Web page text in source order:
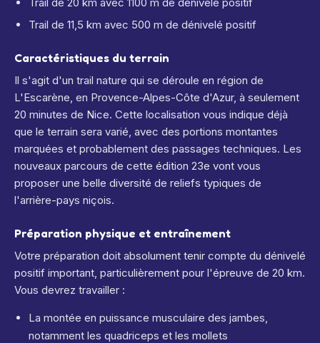
Trail de 11,5 km avec 500 m de dénivelé positif
Caractéristiques du terrain
Il s'agit d'un trail nature qui se déroule en région de
L'Escarène, en Provence-Alpes-Côte d'Azur, à seulement
20 minutes de Nice. Cette localisation vous indique déjà
que le terrain sera varié, avec des portions montantes
marquées et probablement des passages techniques. Les
nouveaux parcours de cette édition 23e vont vous
proposer une belle diversité de reliefs typiques de
l'arrière-pays niçois.
Préparation physique et entraînement
Votre préparation doit absolument tenir compte du dénivelé
positif important, particulièrement pour l'épreuve de 20 km.
Vous devrez travailler :
La montée en puissance musculaire des jambes,
notamment les quadriceps et les mollets